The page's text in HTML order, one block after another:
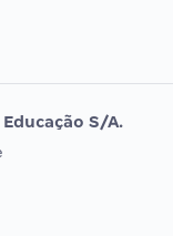
ORDEM
S/A.